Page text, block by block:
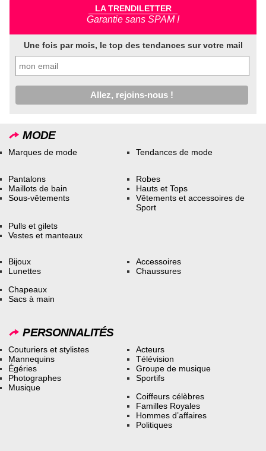
LA TRENDILETTER
Garantie sans SPAM !
Une fois par mois, le top des tendances sur votre mail
MODE
Marques de mode Tendances de mode
Pantalons
Maillots de bain
Sous-vêtements
Robes
Hauts et Tops
Vêtements et accessoires de
Sport
Pulls et gilets
Vestes et manteaux
Bijoux
Lunettes
Accessoires
Chaussures
Chapeaux
Sacs à main
PERSONNALITÉS
Couturiers et stylistes
Mannequins
Égéries
Photographes
Musique
Acteurs
Télévision
Groupe de musique
Sportifs
Coiffeurs célèbres
Familles Royales
Hommes d’affaires
Politiques